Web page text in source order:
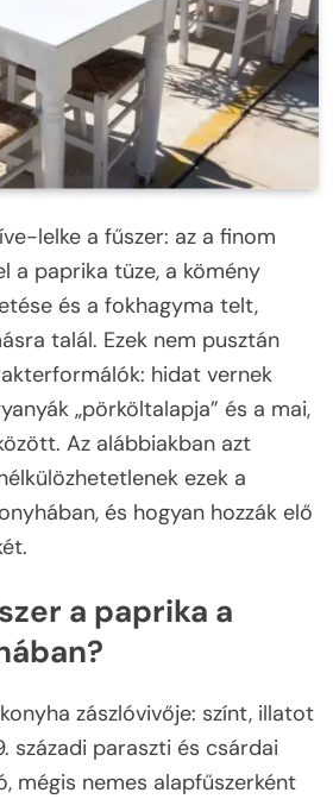
lelke a fűszer: az a finom
a paprika tüze, a kömény
és a fokhagyma telt,
talál. Ezek nem pusztán
hidat vernek
„pörköltalapja” és a mai,
Az alábbiakban azt
ezek a
és hogyan hozzák elő
a paprika a
zászlóvivője: színt, illatot
századi paraszti és csárdai
mégis nemes alapfűszerként